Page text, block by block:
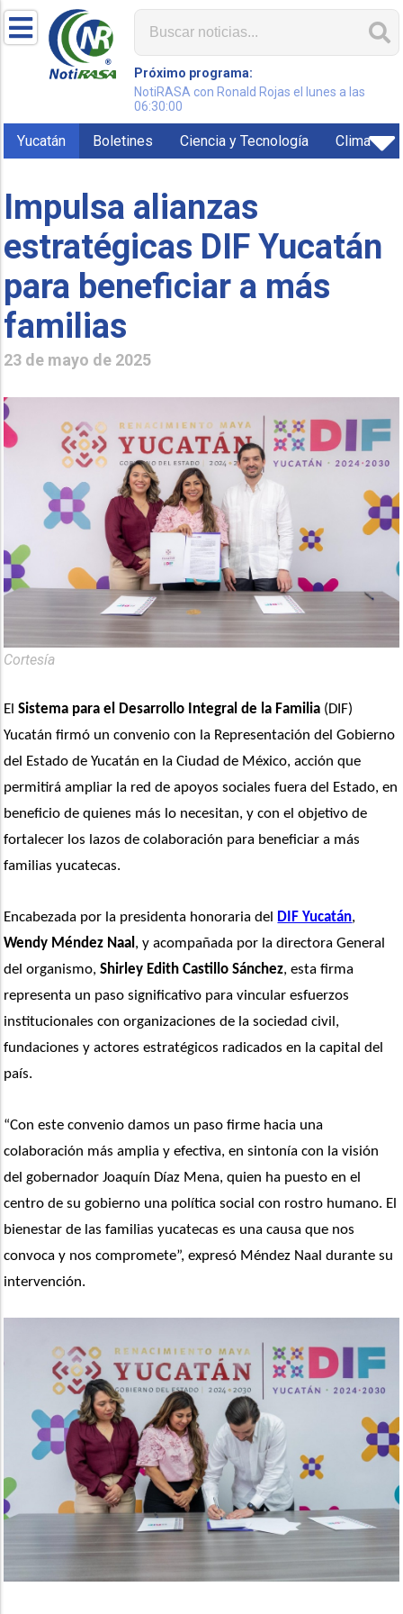
Próximo programa:
NotiRASA con Ronald Rojas el lunes a las
06:30:00
Yucatán Boletines Ciencia y Tecnología Clima
Impulsa alianzas
estratégicas DIF Yucatán
para beneficiar a más
familias
23 de mayo de 2025
Cortesía
El Sistema para el Desarrollo Integral de la Familia (DIF)
Yucatán firmó un convenio con la Representación del Gobierno
del Estado de Yucatán en la Ciudad de México, acción que
permitirá ampliar la red de apoyos sociales fuera del Estado, en
beneficio de quienes más lo necesitan, y con el objetivo de
fortalecer los lazos de colaboración para beneficiar a más
familias yucatecas.
Encabezada por la presidenta honoraria del DIF Yucatán
Wendy Méndez Naal , y acompañada por la directora General
del organismo, Shirley Edith Castillo Sánchez, esta firma
representa un paso significativo para vincular esfuerzos
institucionales con organizaciones de la sociedad civil,
fundaciones y actores estratégicos radicados en la capital del
país.
“Con este convenio damos un paso firme hacia una
colaboración más amplia y efectiva, en sintonía con la visión
del gobernador Joaquín Díaz Mena, quien ha puesto en el
centro de su gobierno una política social con rostro humano. El
bienestar de las familias yucatecas es una causa que nos
convoca y nos compromete”, expresó Méndez Naal durante su
intervención.